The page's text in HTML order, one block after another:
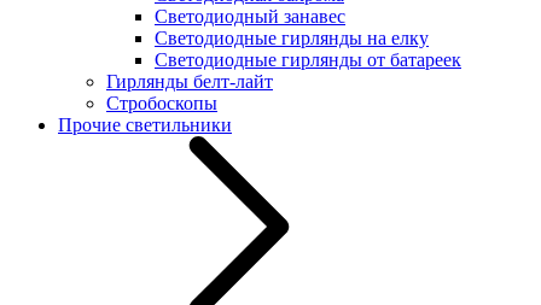
Светодиодный занавес
Светодиодные гирлянды на елку
Светодиодные гирлянды от батареек
Гирлянды белт-лайт
Стробоскопы
Прочие светильники